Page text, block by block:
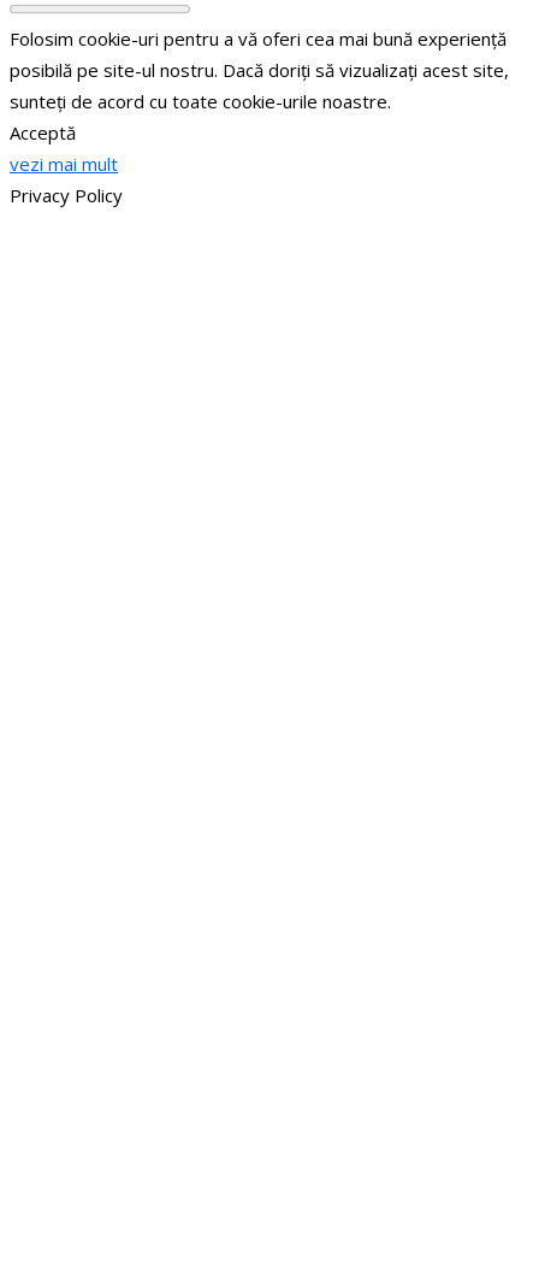
Folosim cookie-uri pentru a vă oferi cea mai bună experiență
posibilă pe site-ul nostru. Dacă doriți să vizualizați acest site,
sunteți de acord cu toate cookie-urile noastre.
Acceptă
vezi mai mult
Privacy Policy